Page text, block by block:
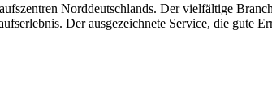
Norddeutschlands. Der vielfältige
Der ausgezeichnete Service, die gute